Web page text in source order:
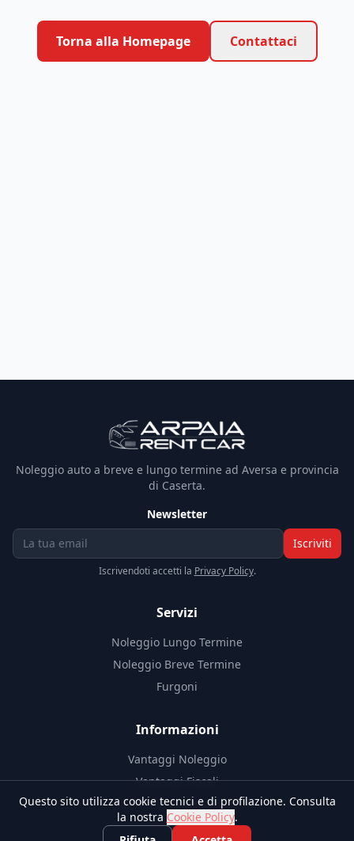
Torna alla Homepage Contattaci
Noleggio auto a breve e lungo termine ad Aversa e provincia
di Caserta.
Newsletter
Iscriviti
Iscrivendoti accetti la Privacy Policy.
Servizi
Noleggio Lungo Termine
Noleggio Breve Termine
Furgoni
Informazioni
Vantaggi Noleggio
Vantaggi Fiscali
Documenti Necessari
Blog
Questo sito utilizza cookie tecnici e di profilazione. Consulta
la nostra Cookie Policy.